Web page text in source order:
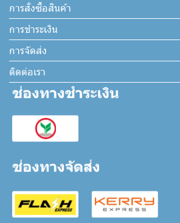
การสั่งซื้อสินค้า
การชำระเงิน
การจัดส่ง
ติดต่อเรา